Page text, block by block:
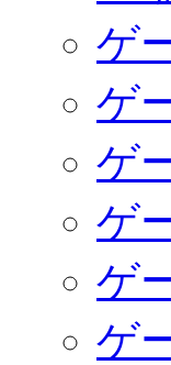
ゲ
ゲ
ゲ
ゲ
ゲ
ゲ